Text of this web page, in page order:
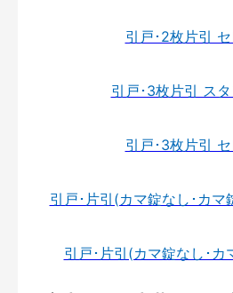
引戸･2枚片引 セ
引戸･3枚片引 ス
引戸･3枚片引 セ
引戸･片引(カマ錠なし･カマ
引戸･片引(カマ錠なし･カ